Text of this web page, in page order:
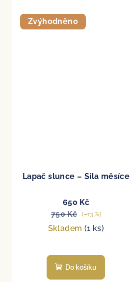
Zvýhodněno
Lapač slunce – Síla měsíce
650 Kč
750 Kč
(–13 %)
Skladem (1 ks)
Do košíku